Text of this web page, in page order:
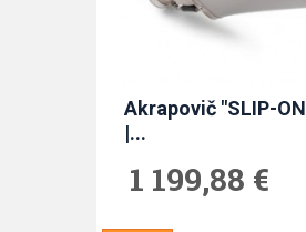
Akrapovič "SLIP-
|...
1 199,88 €